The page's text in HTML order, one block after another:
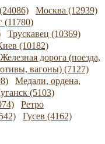
Москва (12939)
(11780)
Трускавец (10369)
(10182)
Железная дорога (поезда,
вагоны) (7127)
Медали, ордена,
(5103)
Ретро
Гусев (4162)